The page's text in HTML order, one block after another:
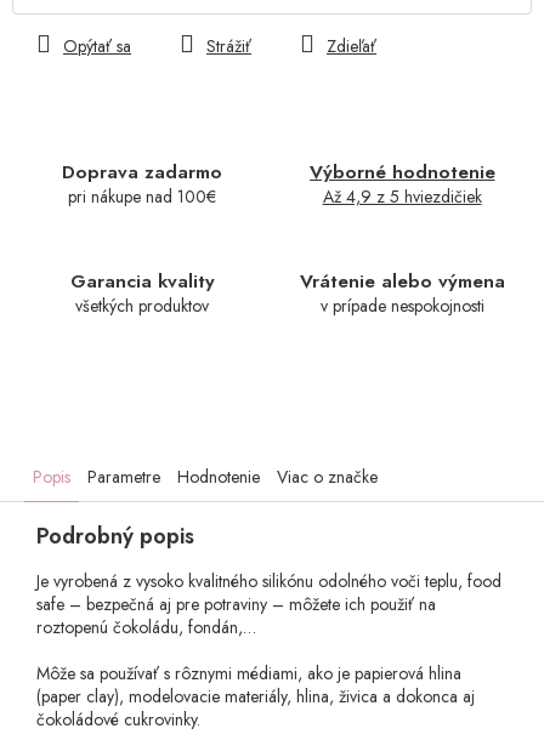
Doprava zadarmo
pri nákupe nad 100€
Výborné hodnotenie
Až 4,9 z 5 hviezdičiek
Garancia kvality
všetkých produktov
Vrátenie alebo výmena
v prípade nespokojnosti
Opýtať sa Strážiť Zdieľať
Popis Parametre Hodnotenie Viac o značke
Podrobný popis
Je vyrobená z vysoko kvalitného silikónu odolného voči teplu, food
safe – bezpečná aj pre potraviny – môžete ich použiť na
roztopenú čokoládu, fondán,…
Môže sa používať s rôznymi médiami, ako je papierová hlina
(paper clay), modelovacie materiály, hlina, živica a dokonca aj
čokoládové cukrovinky.